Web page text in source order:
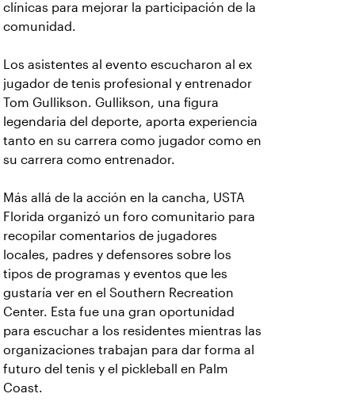
clínicas para mejorar la participación de la
comunidad.
Los asistentes al evento escucharon al ex
jugador de tenis profesional y entrenador
Tom Gullikson. Gullikson, una figura
legendaria del deporte, aporta experiencia
tanto en su carrera como jugador como en
su carrera como entrenador.
Más allá de la acción en la cancha, USTA
Florida organizó un foro comunitario para
recopilar comentarios de jugadores
locales, padres y defensores sobre los
tipos de programas y eventos que les
gustaría ver en el Southern Recreation
Center. Esta fue una gran oportunidad
para escuchar a los residentes mientras las
organizaciones trabajan para dar forma al
futuro del tenis y el pickleball en Palm
Coast.